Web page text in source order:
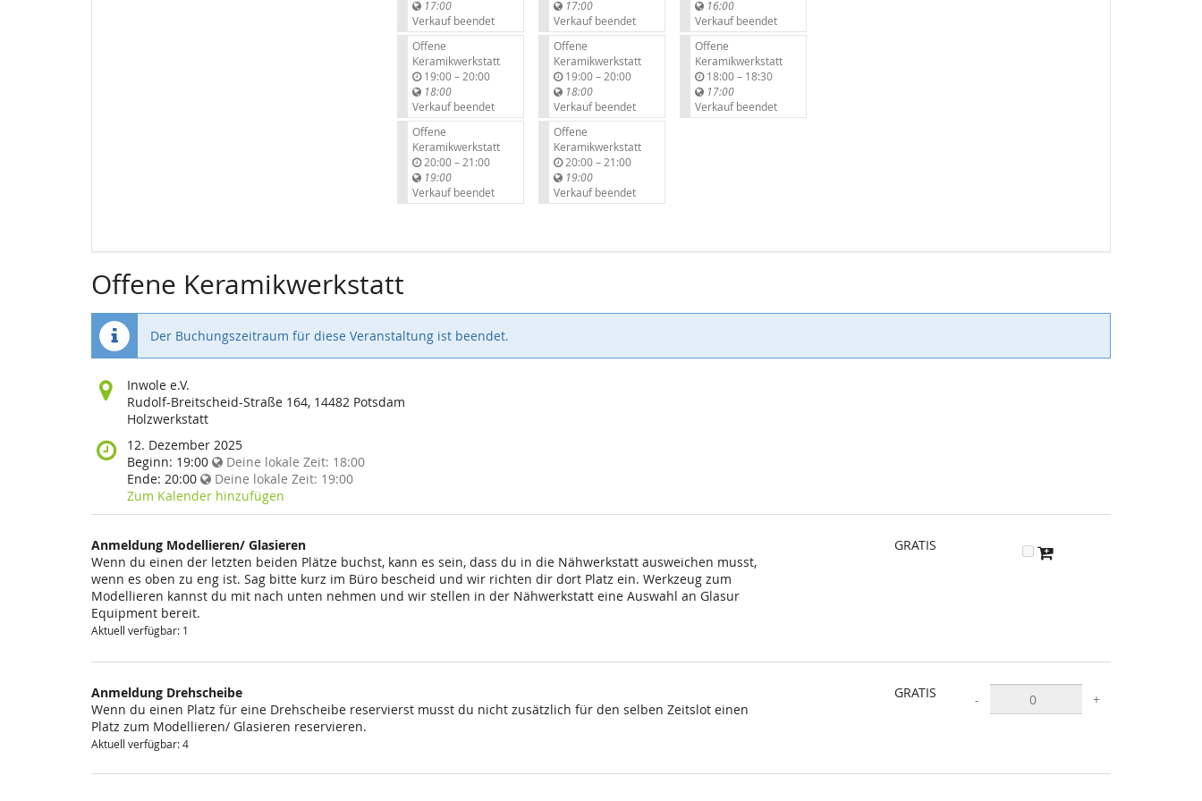
s
17:00
Verkauf beendet
Offene
Keramikwerkstatt
19:00–b
s
20:00
18:00
Verkauf beendet
Offene
Keramikwerkstatt
20:00–b
s
21:00
19:00
Verkauf beendet
s
17:00
Verkauf beendet
Offene
Keramikwerkstatt
19:00–b
s
20:00
18:00
Verkauf beendet
Offene
Keramikwerkstatt
20:00–b
s
21:00
19:00
Verkauf beendet
s
16:00
Verkauf beendet
Offene
Keramikwerkstatt
18:00–b
s
18:30
17:00
Verkauf beendet
Offene Keramikwerkstatt
Der Buchungszeitraum für diese Veranstaltung ist beendet.
Wo
findet
diese
statt?
Inwole e.V.
Rudolf-Breitscheid-Straße 164, 14482 Potsdam
Holzwerkstatt
Wann
findet
diese
Veranstaltung
statt?
12. Dezember 2025
Beginn: 19:00 Deine lokale Zeit: 18:00
Ende: 20:00 Deine lokale Zeit: 19:00
Zum Kalender hinzufügen
Anmeldung Modellieren/ Glasieren
Wenn du einen der letzten beiden Plätze buchst, kann es sein, dass du in die Nähwerkstatt ausweichen musst,
wenn es oben zu eng ist. Sag bitte kurz im Büro bescheid und wir richten dir dort Platz ein. Werkzeug zum
Modellieren kannst du mit nach unten nehmen und wir stellen in der Nähwerkstatt eine Auswahl an Glasur
Equipment bereit.
Aktuell verfügbar: 1
GRATIS
Anmeldung Drehscheibe
Wenn du einen Platz für eine Drehscheibe reservierst musst du nicht zusätzlich für den selben Zeitslot einen
Platz zum Modellieren/ Glasieren reservieren.
Aktuell verfügbar: 4
GRATIS - +